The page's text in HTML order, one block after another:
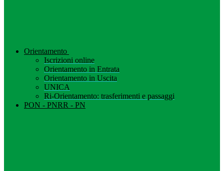
Orientamento
Iscrizioni online
Orientamento in Entrata
Orientamento in Uscita
UNICA
Ri-Orientamento: trasferimenti e passaggi
PON - PNRR - PN